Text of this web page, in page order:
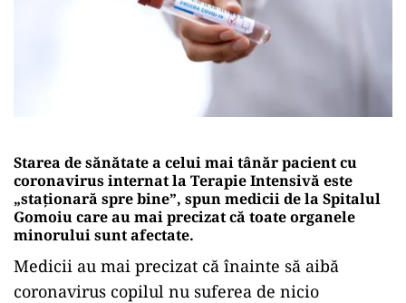
Starea de sănătate a celui mai tânăr pacient cu
coronavirus internat la Terapie Intensivă este
„staționară spre bine”, spun medicii de la Spitalul
Gomoiu care au mai precizat că toate organele
minorului sunt afectate.
Medicii au mai precizat că înainte să aibă
coronavirus copilul nu suferea de nicio